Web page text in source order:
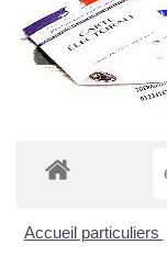
Accueil particuliers